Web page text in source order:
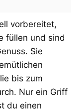
vorbereitet,
füllen und sind
Sie
bis zum
Nur ein Griff
du einen